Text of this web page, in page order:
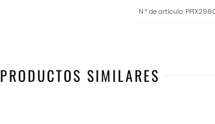
N.º de artículo:
PRODUCTOS SIMILARES